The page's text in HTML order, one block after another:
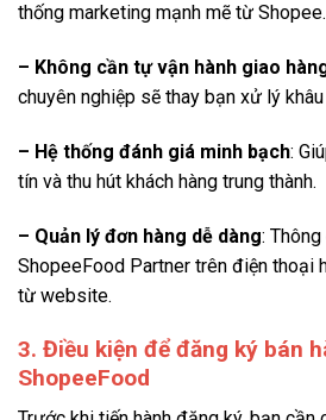
thống marketing mạnh mẽ từ Shopee.
– Không cần tự vận hành giao
chuyên nghiệp sẽ thay bạn xử lý khâu
– Hệ thống đánh giá minh bạch:
tín và thu hút khách hàng trung thành.
– Quản lý đơn hàng dễ dàng:
ShopeeFood Partner trên điện thoại
từ website.
3. Điều kiện để đăng ký bán
ShopeeFood